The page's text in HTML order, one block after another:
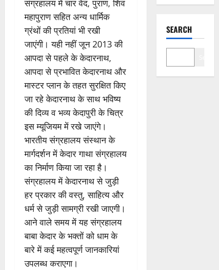
संग्रहालय में चार वेद, पुराण, शिव
महापुराण सहित अन्य धार्मिक
ग्रंथों की प्रतियां भी रखी
जाएंगी। यही नहीं जून 2013 की
आपदा से पहले के केदारनाथ,
आपदा से प्रभावित केदारनाथ और
मास्टर प्लान के तहत सुरक्षित किए
जा रहे केदारनाथ के साथ भविष्य
की दिव्य व भव्य केदापुरी के चित्र
इस म्यूजियम में रखे जाएंगे।
भारतीय संग्रहालय संस्थान के
मार्गदर्शन में केदार गाथा संग्रहालय
का निर्माण किया जा रहा है।
संग्रहालय में केदारनाथ से जुड़ी
हर प्रकार की वस्तु, साहित्य और
धर्म से जुड़ी सामग्री रखी जाएगी।
आने वाले समय में यह संग्रहालय
बाबा केदार के भक्तों को धाम के
बारे में कई महत्वपूर्ण जानकारियां
उपलब्ध कराएगा।
SEARCH